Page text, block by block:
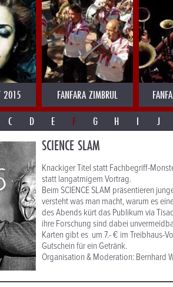
2015 FANFARA ZIMBRUL
C D E F G H I J
SCIENCE SLAM
Knackiger Titel statt Fachbegriff-
statt langatmigem Vortrag.
Beim SCIENCE SLAM präsentieren
versteht was man macht, warum es
des Abends kürt das Publikum via
ihre Forschung sind dabei
Karten gibt es um 7.- € im Treibhaus-
Gutschein für ein Getränk.
Organisation & Moderation: Bernhard